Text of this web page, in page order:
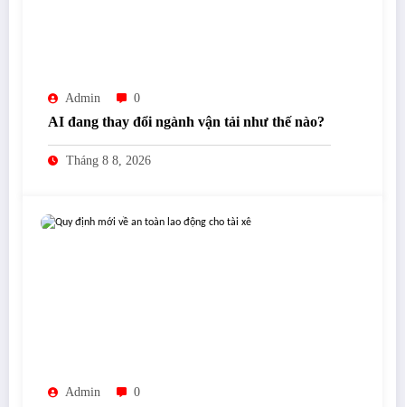
Admin 0
AI đang thay đổi ngành vận tải như thế nào?
Tháng 8 8, 2026
Admin 0